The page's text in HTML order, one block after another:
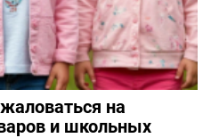
на
и школьных